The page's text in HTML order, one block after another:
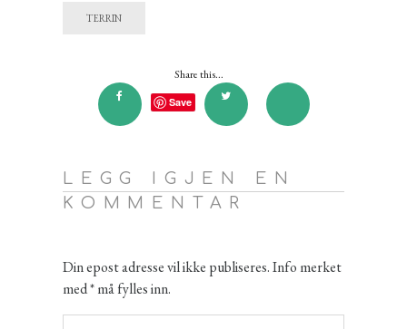
TERRIN
Share this...
Save
LEGG IGJEN EN
KOMMENTAR
Din epost adresse vil ikke publiseres. Info merket
med * må fylles inn.